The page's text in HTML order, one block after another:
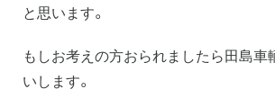
と思います。
もしお考えの方おられましたら田島車
いします。